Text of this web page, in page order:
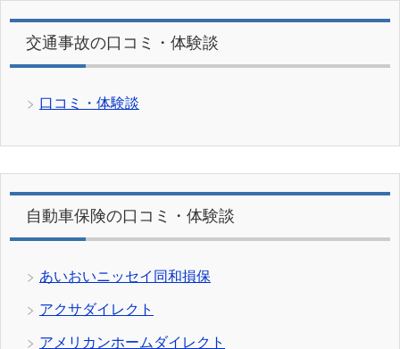
交通事故の口コミ・体験談
口コミ・体験談
自動車保険の口コミ・体験談
あいおいニッセイ同和損保
アクサダイレクト
アメリカンホームダイレクト